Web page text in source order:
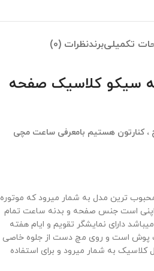
تکمیلیبرندنظرات (0)
سیکو کلاسیک صفحه
، کنارتون هستیم بامعرفی ساعت مچی
ترین مدل به شمار میرود که موتوره
است جنس صفحه و بدنه ساعت تمام
دارای نمایشگر تقویم و ایام هفته
پوش است و روی مچ دست از جلوه خاصی
به شمار میرود و برای استفاده